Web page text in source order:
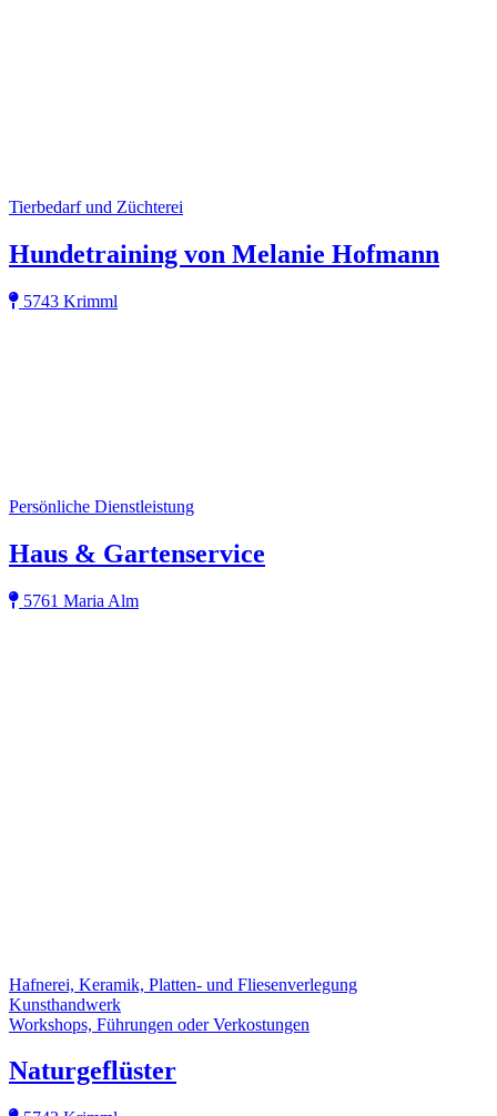
Tierbedarf und Züchterei
Hundetraining von Melanie Hofmann
5743 Krimml
Persönliche Dienstleistung
Haus & Gartenservice
5761 Maria Alm
Hafnerei, Keramik, Platten- und Fliesenverlegung
Kunsthandwerk
Workshops, Führungen oder Verkostungen
Naturgeflüster